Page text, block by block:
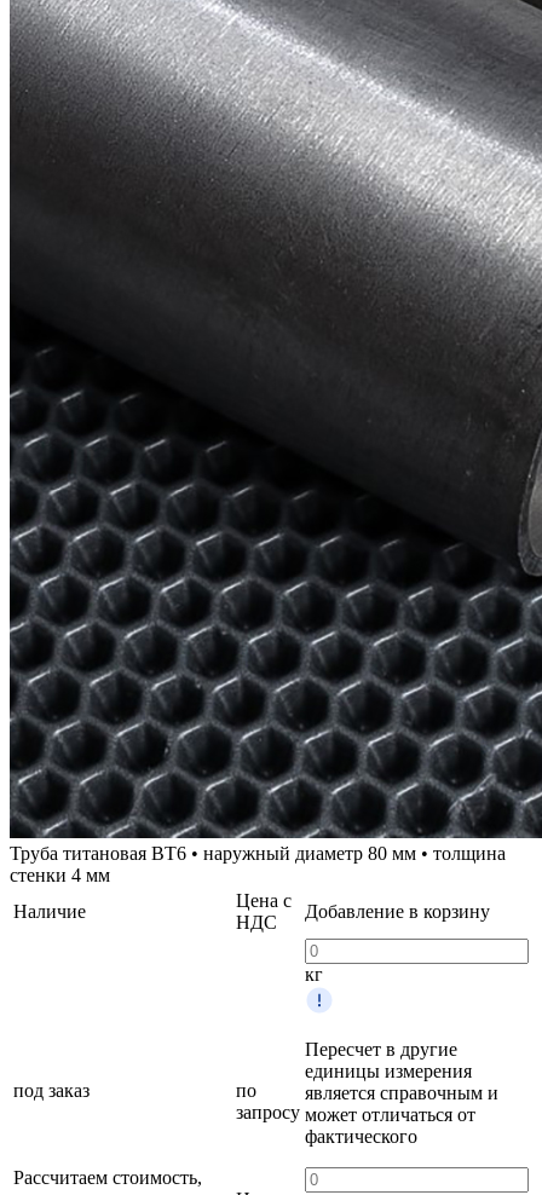
Труба титановая ВТ6 • наружный диаметр 80 мм • толщина
стенки 4 мм
Наличие
Цена с
НДС
Добавление в корзину
под заказ
Рассчитаем стоимость,
по
запросу
кг
Пересчет в другие
единицы измерения
является справочным и
может отличаться от
фактического